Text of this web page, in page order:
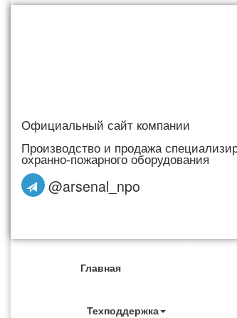
Официальный сайт компании
Производство и продажа
охранно-пожарного оборудования
@arsenal_npo
Главная
Техподдержка